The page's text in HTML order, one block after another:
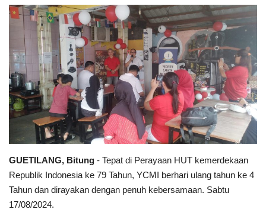
Keamanan
Kejahatan
Cybers Event
UMKM & Ekonomi Kreatif
Pekerja Migran Indonesia
Ekonomi
Pendidikan
GUETILANG, Bitung - Tepat di Perayaan HUT kemerdekaan
Republik Indonesia ke 79 Tahun, YCMI berhari ulang tahun ke 4
Tahun dan dirayakan dengan penuh kebersamaan. Sabtu
17/08/2024.